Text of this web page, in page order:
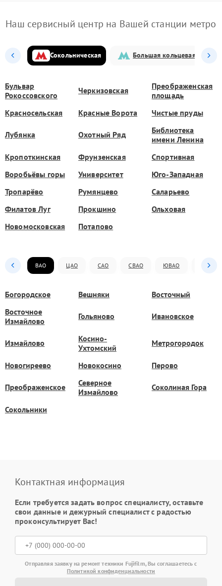
Наш сервисный центр на Вашей станции метро
Сокольническая Большая кольцевая
Бульвар
Рокоссовского
Черкизовская
Преображенская
площадь
Красносельская
Красные Ворота Чистые пруды
Лубянка Охотный Ряд
Библиотека
имени Ленина
Кропоткинская
Фрунзенская
Спортивная
Воробьёвы горы
Университет
Юго-Западная
Тропарёво
Румянцево
Саларьево
Филатов Луг
Прокшино
Ольховая
Новомосковская
Потапово
ВАО ЦАО САО СВАО ЮВАО ЮАО
Богородское Вешняки
Восточный
Восточное
Измайлово
Гольяново Ивановское
Измайлово
Косино-
Ухтомский
Метрогородок
Новогиреево Новокосино Перово
Преображенское
Северное
Измайлово
Соколиная Гора
Сокольники
Контактная информация
Если требуется задать вопрос специалисту, оставьте
свои данные и дежурный специалист с радостью
проконсультирует Вас!
Отправляя заявку на ремонт техники Fujifilm, Вы соглашаетесь с
Политикой конфиденциальности